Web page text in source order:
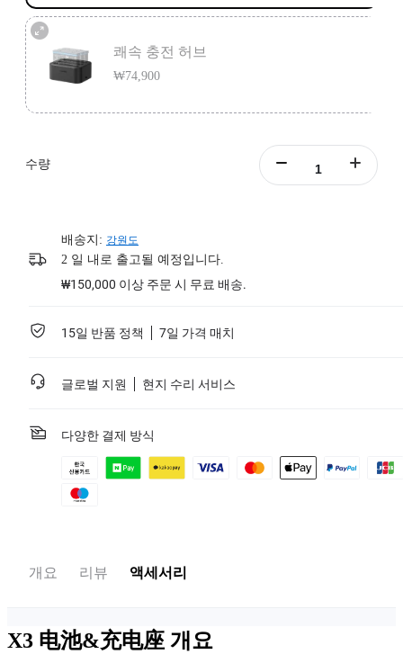
쾌속 충전 허브
₩74,900
수량
배송지: 강원도
2 일 내로 출고될 예정입니다.
₩150,000 이상 주문 시 무료 배송.
15일 반품 정책 7일 가격 매치
글로벌 지원 현지 수리 서비스
다양한 결제 방식
개요 리뷰 액세서리
X3 电池&充电座 개요